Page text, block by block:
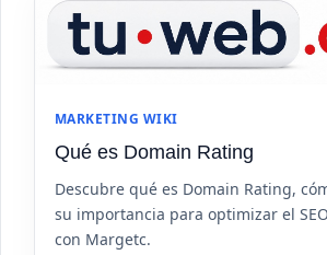
MARKETING WIKI
Qué es Domain Rating
Descubre qué es Domain Rating,
su importancia para optimizar el
con Margetc.